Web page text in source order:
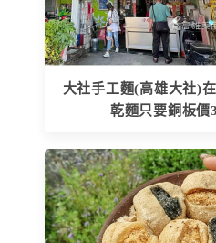
大社手工麵(高雄大社)
乾麵只要銅板價